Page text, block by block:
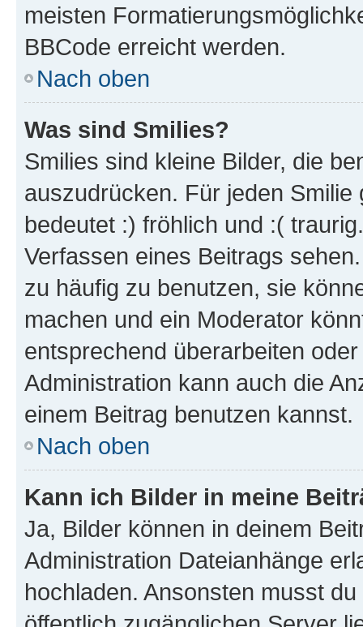
meisten
BBCode erreicht werden.
Nach oben
Was sind Smilies?
Smilies sind kleine Bilder, die
auszudrücken. Für jeden
bedeutet :) fröhlich und :(
Verfassen eines Beitrags
zu häufig zu benutzen, sie
machen und ein Moderator
entsprechend überarbeiten
Administration kann auch die
einem Beitrag benutzen kannst.
Nach oben
Kann ich Bilder in meine
Ja, Bilder können in deinem
Administration Dateianhänge
hochladen. Ansonsten musst